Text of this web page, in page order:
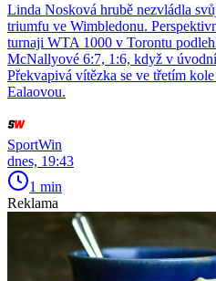
Linda Nosková hrubě nezvládla
triumfu ve Wimbledonu.
turnaji WTA 1000 v Torontu
McNallyové 6:7, 1:6, když v
Překvapivá vítězka se ve třetím
Ealaovou.
SportWin
dnes, 19:43
1 min
Reklama